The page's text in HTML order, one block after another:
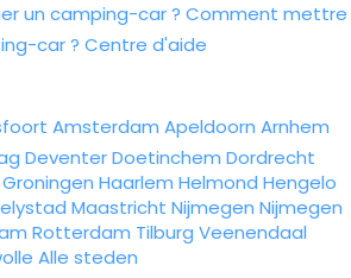
un camping-car ? Comment mettre
car ? Centre d'aide
Amsterdam Apeldoorn Arnhem
DeventerDoetinchem Dordrecht
Groningen Haarlem Helmond Hengelo
Maastricht Nijmegen Nijmegen
Rotterdam Tilburg Veenendaal
Alle steden